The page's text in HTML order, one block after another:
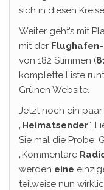
sich in diesen
Weiter geht’s mit
mit der
von 182 Stimmen (
komplette Liste
Grünen Website.
Jetzt noch ein paar
„Heimatsender“.
Sie mal die Probe:
„Kommentare
werden eine
teilweise nun